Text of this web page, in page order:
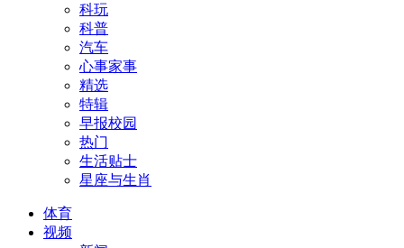
科玩
科普
汽车
心事家事
精选
特辑
早报校园
热门
生活贴士
星座与生肖
体育
视频